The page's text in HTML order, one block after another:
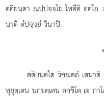
ตติยนฺตา ณปฺปจฺจโย โหตีติ อตฺโถ.
นาติ ตํปจฺจยํ วินาปิ.
ตติยนฺตโต วิชฺฌตฺถํ เตนาติ
ทุยุตฺเตน นกฺขตฺเตน ลกฺขิโต เจ กา